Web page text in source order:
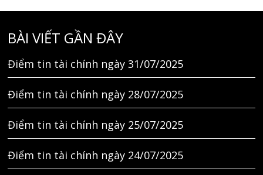
BÀI VIẾT GẦN ĐÂY
Điểm tin tài chính ngày 31/07/2025
Điểm tin tài chính ngày 28/07/2025
Điểm tin tài chính ngày 25/07/2025
Điểm tin tài chính ngày 24/07/2025